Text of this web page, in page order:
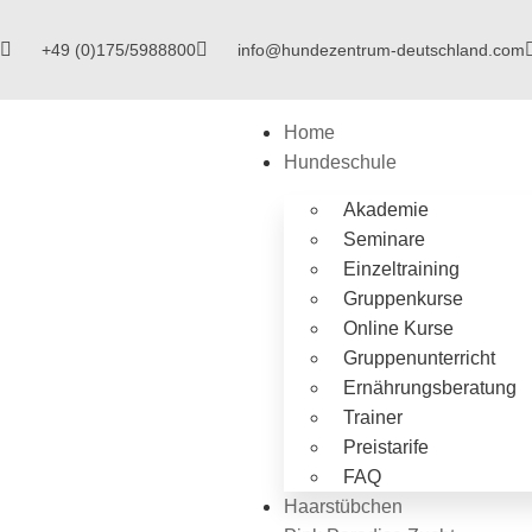
+49 (0)175/5988800 info@hundezentrum-deutschland.com
Home
Hundeschule
Akademie
Seminare
Einzeltraining
Gruppenkurse
Online Kurse
Gruppenunterricht
Ernährungsberatung
Trainer
Preistarife
FAQ
Haarstübchen